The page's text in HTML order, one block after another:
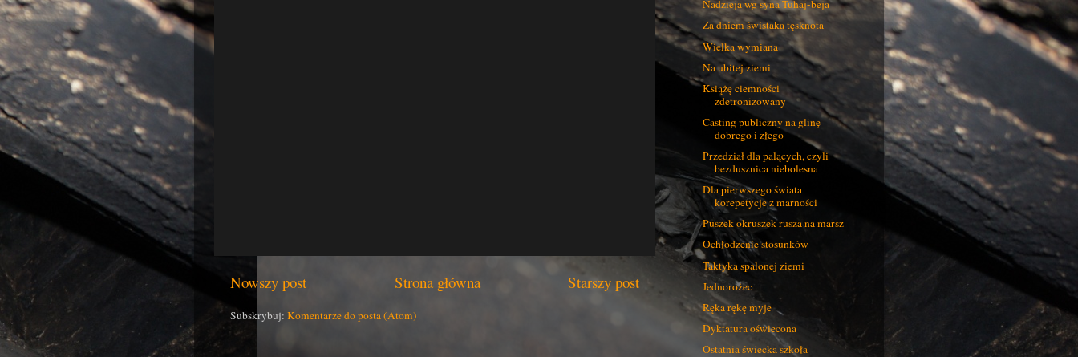
Nowszy post Starszy post
Strona główna
Subskrybuj: Komentarze do posta (Atom)
Nadzieja wg syna Tuhaj-beja
Za dniem świstaka tęsknota
Wielka wymiana
Na ubitej ziemi
Książę ciemności
zdetronizowany
Casting publiczny na glinę
dobrego i złego
Przedział dla palących, czyli
bezdusznica niebolesna
Dla pierwszego świata
korepetycje z marności
Puszek okruszek rusza na marsz
Ochłodzenie stosunków
Taktyka spalonej ziemi
Jednorożec
Ręka rękę myje
Dyktatura oświecona
Ostatnia świecka szkoła